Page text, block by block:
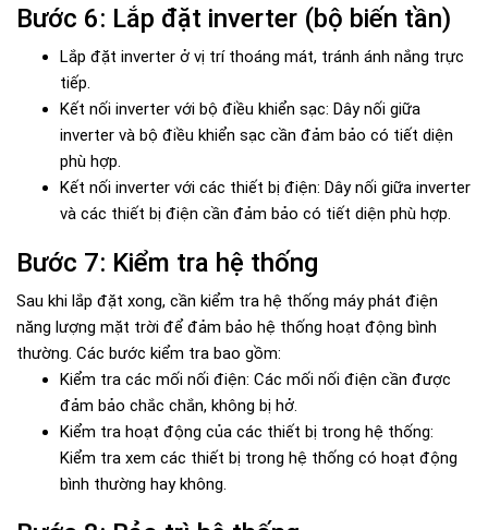
Bước 6: Lắp đặt inverter (bộ biến tần)
Lắp đặt inverter ở vị trí thoáng mát, tránh ánh nắng trực
tiếp.
Kết nối inverter với bộ điều khiển sạc: Dây nối giữa
inverter và bộ điều khiển sạc cần đảm bảo có tiết diện
phù hợp.
Kết nối inverter với các thiết bị điện: Dây nối giữa inverter
và các thiết bị điện cần đảm bảo có tiết diện phù hợp.
Bước 7: Kiểm tra hệ thống
Sau khi lắp đặt xong, cần kiểm tra hệ thống máy phát điện
năng lượng mặt trời để đảm bảo hệ thống hoạt động bình
thường. Các bước kiểm tra bao gồm:
Kiểm tra các mối nối điện: Các mối nối điện cần được
đảm bảo chắc chắn, không bị hở.
Kiểm tra hoạt động của các thiết bị trong hệ thống:
Kiểm tra xem các thiết bị trong hệ thống có hoạt động
bình thường hay không.